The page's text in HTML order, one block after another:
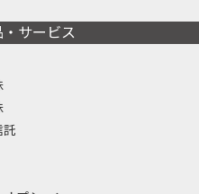
サービス
託